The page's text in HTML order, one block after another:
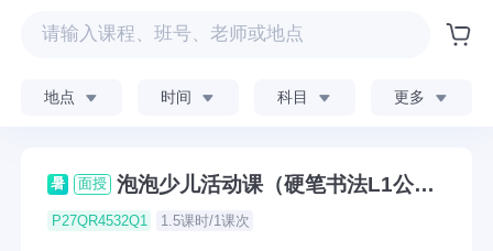
地点 时间 科目 更多
暑 面授
泡泡少儿活动课（硬笔书法L1公开
课）
P27QR4532Q1 1.5课时/1课次